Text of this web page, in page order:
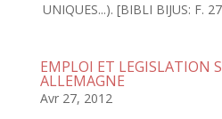
UNIQUES...). [BIBLI BIJUS: F.
EMPLOI ET LEGISLATION
ALLEMAGNE
Avr 27, 2012